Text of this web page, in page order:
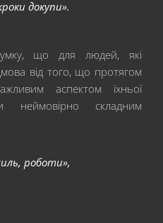
докупи».
що для людей, які
від того, що протягом
аспектом їхньої
неймовірно складним
роботи»,